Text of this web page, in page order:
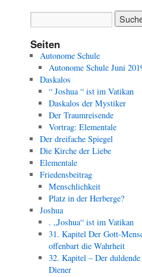
Seiten
Autonome Schule
Autonome Schule Juni
Daskalos
“ Joshua “ ist im Vatikan
Daskalos der Mystiker
Der Traumreisende
Vortrag: Elementale
Der dreifache Spiegel
Die Kirche der Liebe
Elementale
Friedensbeitrag
Menschlichkeit
Platz in der Herberge?
Joshua
. „Joshua“ ist im Vatikan
31. Kapitel Der Gott-
offenbart die Wahrheit
32. Kapitel – Der duldende
Diener